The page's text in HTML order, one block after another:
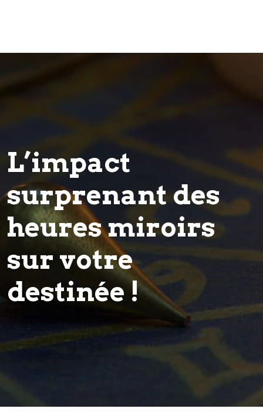
L’impact
surprenant des
heures miroirs
sur votre
destinée !